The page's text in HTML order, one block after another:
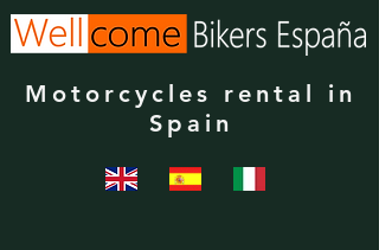
Motorcycles rental in
Spain